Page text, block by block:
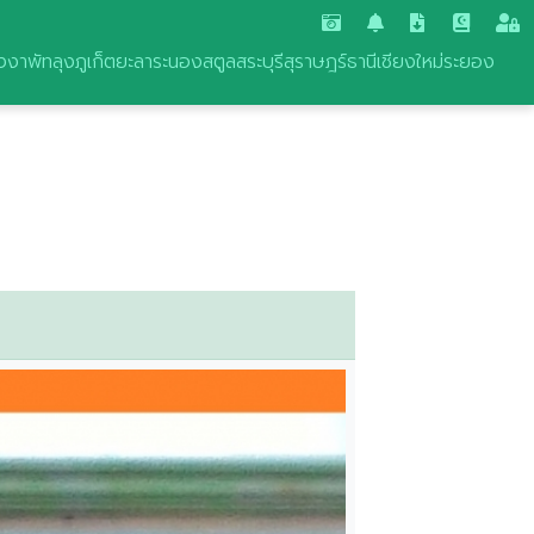
าพัทลุงภูเก็ตยะลาระนองสตูลสระบุรีสุราษฎร์ธานีเชียงใหม่ระยอง